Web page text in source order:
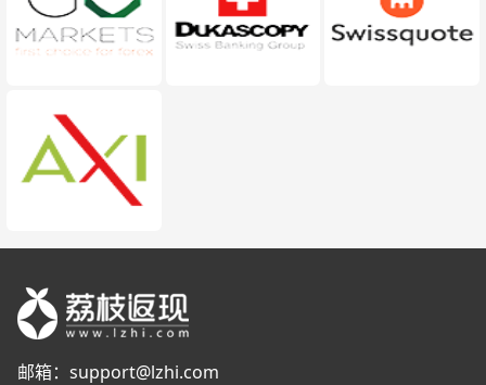
邮箱： support@lzhi.com